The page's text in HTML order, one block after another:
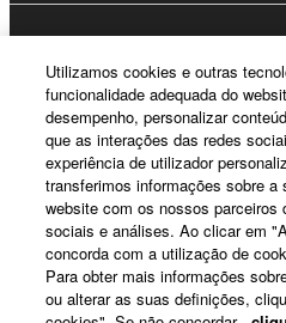
Sobre a Yamaha
Portugal - Portuguese
Negócio
Utilizamos cookies e outras
funcionalidade adequada do
desempenho, personalizar
que as interações das redes
experiência de utilizador
transferimos informações sobre
website com os nossos parceiros
sociais e análises. Ao clicar em
concorda com a utilização de
Para obter mais informações
ou alterar as suas definições,